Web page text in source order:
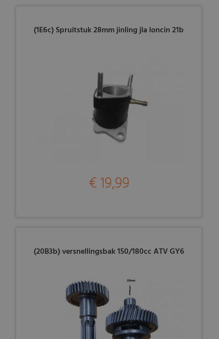
(1E6c) Spruitstuk 28mm jinling jla loncin 21b
€ 19,99
(20B3b) versnellingsbak 150/180cc ATV GY6